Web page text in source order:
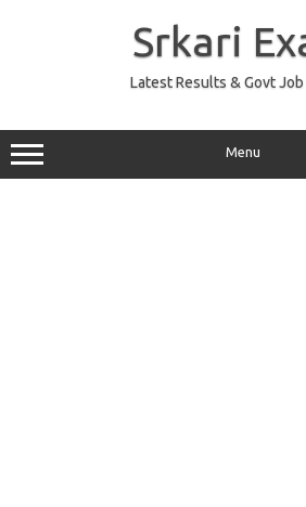
Srkari
Latest Results & Govt
Menu